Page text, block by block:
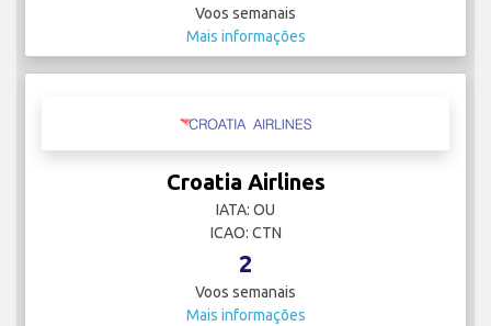
Voos semanais
Mais informações
Croatia Airlines
IATA: OU
ICAO: CTN
2
Voos semanais
Mais informações